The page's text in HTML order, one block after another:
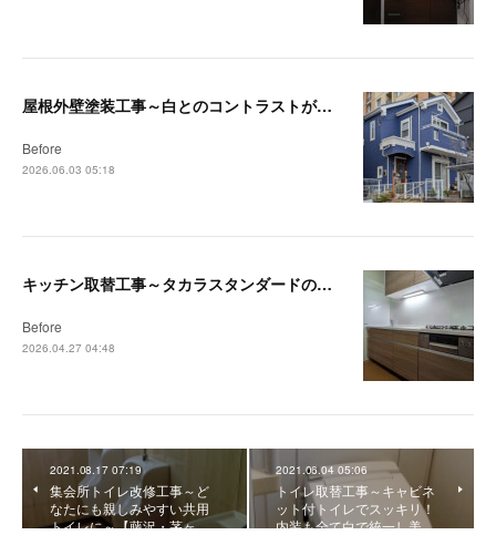
屋根外壁塗装工事～白とのコントラストが映える深みのあるブルーへ～【藤沢・茅ヶ崎リフォーム事例】
Before
2026.06.03 05:18
キッチン取替工事～タカラスタンダードの木製キッチン「リフィット」で快適なキッチンへ～【藤沢・茅ヶ崎リフォーム事例】
Before
2026.04.27 04:48
2021.08.17 07:19
集会所トイレ改修工事～ど
なたにも親しみやすい共用
トイレに～【藤沢・茅ヶ…
2021.06.04 05:06
トイレ取替工事～キャビネ
ット付トイレでスッキリ！
内装も全て白で統一し美…